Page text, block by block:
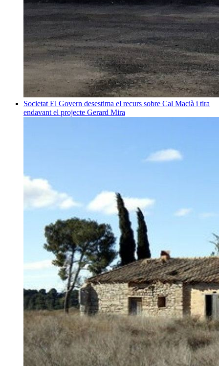
Societat El Govern desestima el recurs sobre Cal Macià i tira
endavant el projecte Gerard Mira